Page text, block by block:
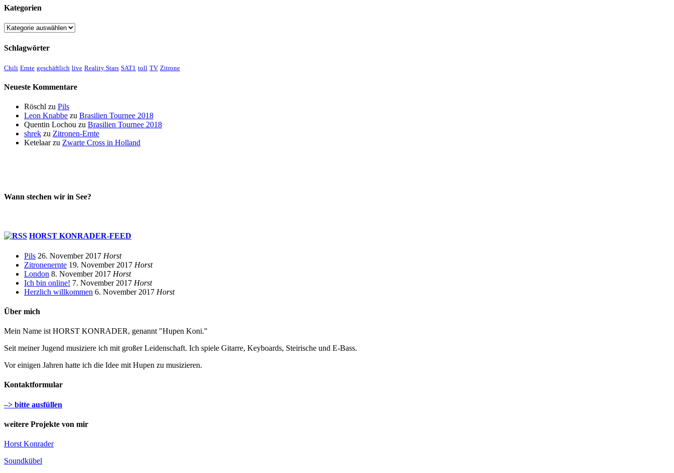
Kategorien
Kategorien
Schlagwörter
Chili Ernte geschäftlich live Reality Stars SAT1 toll TV Zitrone
Neueste Kommentare
Röschl zu Pils
Leon Knabbe zu Brasilien Tournee 2018
Quentin Lochou zu Brasilien Tournee 2018
shrek zu Zitronen-Ernte
Ketelaarzu Zwarte Cross in Holland
Wann stechen wir in See?
HORST KONRADER-FEED
Pils 26. November 2017 Horst
Zitronenernte 19. November 2017 Horst
London 8. November 2017 Horst
Ich bin online! 7. November 2017 Horst
Herzlich willkommen 6. November 2017 Horst
Über mich
Mein Name ist HORST KONRADER, genannt "Hupen Koni."
Seit meiner Jugend musiziere ich mit großer Leidenschaft. Ich spiele Gitarre, Keyboards, Steirische und E-Bass.
Vor einigen Jahren hatte ich die Idee mit Hupen zu musizieren.
Kontaktformular
–> bitte ausfüllen
weitere Projekte von mir
Horst Konrader
Soundkübel